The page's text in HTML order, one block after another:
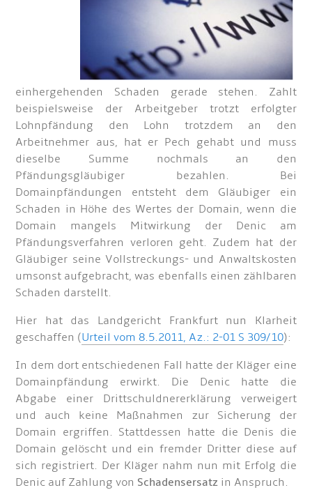
einhergehenden Schaden gerade stehen. Zahlt
beispielsweise der Arbeitgeber trotzt erfolgter
Lohnpfändung den Lohn trotzdem an den
Arbeitnehmer aus, hat er Pech gehabt und muss
dieselbe Summe nochmals an den
Pfändungsgläubiger bezahlen. Bei
Domainpfändungen entsteht dem Gläubiger ein
Schaden in Höhe des Wertes der Domain, wenn die
Domain mangels Mitwirkung der Denic am
Pfändungsverfahren verloren geht. Zudem hat der
Gläubiger seine Vollstreckungs- und Anwaltskosten
umsonst aufgebracht, was ebenfalls einen zählbaren
Schaden darstellt.
Hier hat das Landgericht Frankfurt nun Klarheit
geschaffen (Urteil vom 8.5.2011, Az.: 2-01 S 309/10):
In dem dort entschiedenen Fall hatte der Kläger eine
Domainpfändung erwirkt. Die Denic hatte die
Abgabe einer Drittschuldnererklärung verweigert
und auch keine Maßnahmen zur Sicherung der
Domain ergriffen. Stattdessen hatte die Denis die
Domain gelöscht und ein fremder Dritter diese auf
sich registriert. Der Kläger nahm nun mit Erfolg die
Denic auf Zahlung von Schadensersatz in Anspruch.